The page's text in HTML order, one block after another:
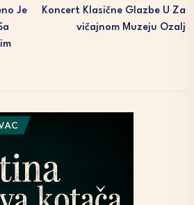
Je
Koncert Klasične Glazbe U Za
Vičajnom Muzeju Ozalj